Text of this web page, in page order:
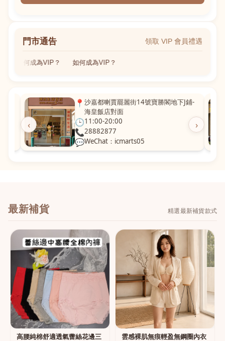
門市通告 領取 VIP 會員禮遇
如何成為VIP？ 如何成為VIP？
‹ ›
📍 沙嘉都喇賈罷麗街14號寶勝閣地下J鋪-
海皇飯店對面
🕒11:00-20:00
📞28882877
💬WeChat：icmarts05
最新補貨 精選最新補貨款式
高腰純棉舒適透氣蕾絲花邊三
雲感裸肌無痕輕盈無鋼圈內衣